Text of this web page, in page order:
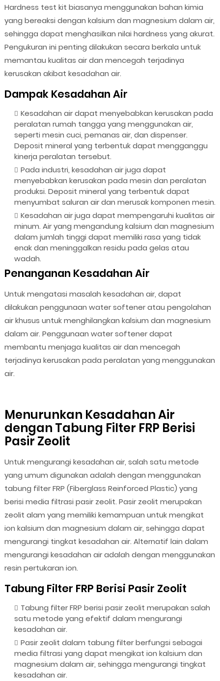
Hardness test kit biasanya menggunakan bahan kimia
yang bereaksi dengan kalsium dan magnesium dalam air,
sehingga dapat menghasilkan nilai hardness yang akurat.
Pengukuran ini penting dilakukan secara berkala untuk
memantau kualitas air dan mencegah terjadinya
kerusakan akibat kesadahan air.
Dampak Kesadahan Air
Kesadahan air dapat menyebabkan kerusakan pada
peralatan rumah tangga yang menggunakan air,
seperti mesin cuci, pemanas air, dan dispenser.
Deposit mineral yang terbentuk dapat mengganggu
kinerja peralatan tersebut.
Pada industri, kesadahan air juga dapat
menyebabkan kerusakan pada mesin dan peralatan
produksi. Deposit mineral yang terbentuk dapat
menyumbat saluran air dan merusak komponen mesin.
Kesadahan air juga dapat mempengaruhi kualitas air
minum. Air yang mengandung kalsium dan magnesium
dalam jumlah tinggi dapat memiliki rasa yang tidak
enak dan meninggalkan residu pada gelas atau
wadah.
Penanganan Kesadahan Air
Untuk mengatasi masalah kesadahan air, dapat
dilakukan penggunaan water softener atau pengolahan
air khusus untuk menghilangkan kalsium dan magnesium
dalam air. Penggunaan water softener dapat
membantu menjaga kualitas air dan mencegah
terjadinya kerusakan pada peralatan yang menggunakan
air.
Menurunkan Kesadahan Air
dengan Tabung Filter FRP Berisi
Pasir Zeolit
Untuk mengurangi kesadahan air, salah satu metode
yang umum digunakan adalah dengan menggunakan
tabung filter FRP (Fiberglass Reinforced Plastic) yang
berisi media filtrasi pasir zeolit. Pasir zeolit merupakan
zeolit alam yang memiliki kemampuan untuk mengikat
ion kalsium dan magnesium dalam air, sehingga dapat
mengurangi tingkat kesadahan air. Alternatif lain dalam
mengurangi kesadahan air adalah dengan menggunakan
resin pertukaran ion.
Tabung Filter FRP Berisi Pasir Zeolit
Tabung filter FRP berisi pasir zeolit merupakan salah
satu metode yang efektif dalam mengurangi
kesadahan air.
Pasir zeolit dalam tabung filter berfungsi sebagai
media filtrasi yang dapat mengikat ion kalsium dan
magnesium dalam air, sehingga mengurangi tingkat
kesadahan air.